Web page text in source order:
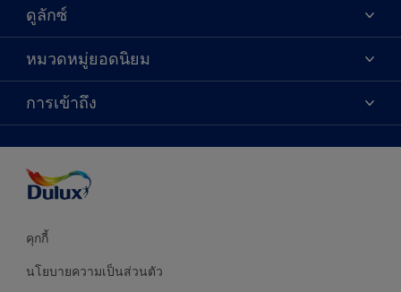
ดูลักซ์
เกี่ยวกับดูลักซ์
ติดต่อเรา
ค้นหาร้านค้า
หมวดหมู่ยอดนิยม
ผลิตภัณฑ์
ไอเดียการตกแต่ง
คำแนะนำจากผู้เชี่ยวชาญ
บริการออกแบบสี
การเข้าถึง
คุกกี้
นโยบายความเป็นส่วนตัว